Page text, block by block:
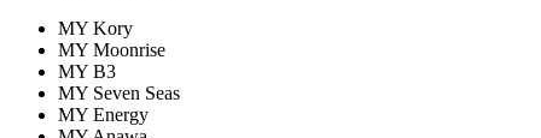
MY Kory
MY Moonrise
MY B3
MY Seven Seas
MY Energy